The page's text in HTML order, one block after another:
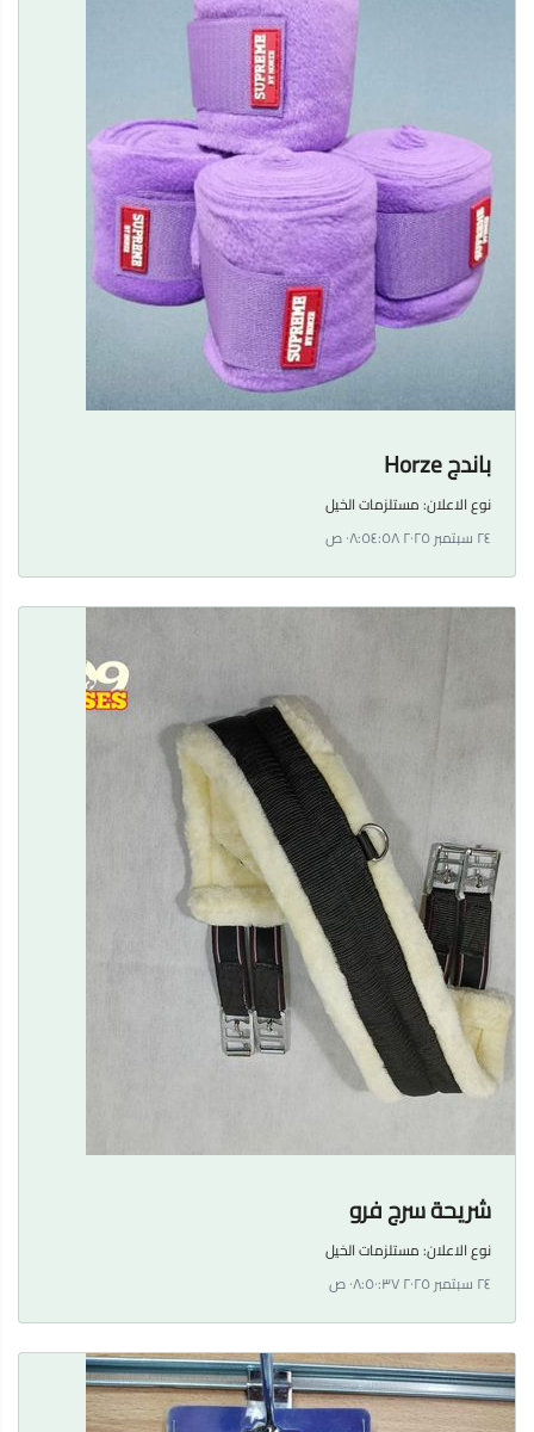
باندج Horze
نوع الاعلان:مستلزمات الخيل
٢٤ سبتمبر ٢٠٢٥ ٠٨:٥٤:٥٨ ص
شريحة سرج فرو
نوع الاعلان:مستلزمات الخيل
٢٤ سبتمبر ٢٠٢٥ ٠٨:٥٠:٣٧ ص